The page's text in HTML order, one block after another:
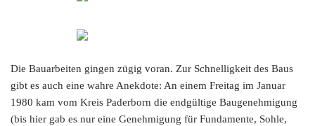
Die Bauarbeiten gingen zügig voran. Zur Schnelligkeit des Baus
gibt es auch eine wahre Anekdote: An einem Freitag im Januar
1980 kam vom Kreis Paderborn die endgültige Baugenehmigung
(bis hier gab es nur eine Genehmigung für Fundamente, Sohle,